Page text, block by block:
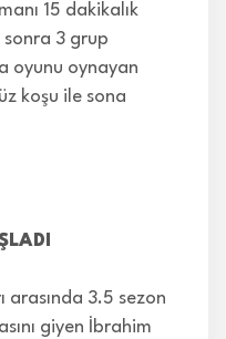
15 dakikalık
sonra 3 grup
oyunu oynayan
koşu ile sona
arasında 3.5 sezon
giyen İbrahim